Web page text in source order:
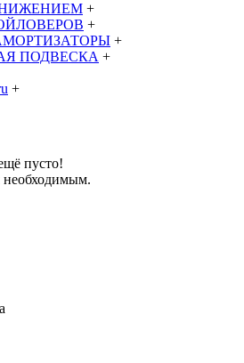
+
+
+
ПОДВЕСКА +
+
пусто!
необходимым.